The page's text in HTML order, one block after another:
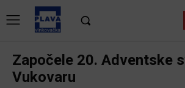
Započele 20. Adventske
Vukovaru